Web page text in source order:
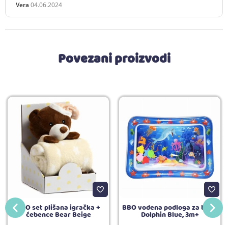
Vera 04.06.2024
Povezani proizvodi
BBO set plišana igračka +
ćebence Bear Beige
BBO vodena podloga za bebe
Dolphin Blue, 3m+